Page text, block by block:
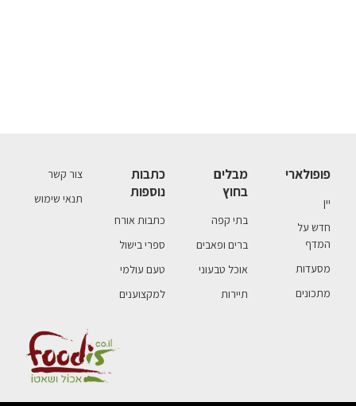
פופולארי
יין
חדש על
המדף
מסעדות
מתכונים
מבלים
בחוץ
בתי קפה
ברים ופאבים
אוכל טבעוני
תיירות
כתבות
נוספות
כתבות אורח
ספרי בישול
טעם עולמי
למקצוענים
צור קשר
תנאי שימוש